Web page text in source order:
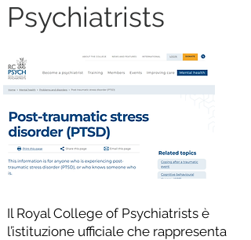
Psychiatrists
Il Royal College of Psychiatrists è
l’istituzione ufficiale che rappresenta